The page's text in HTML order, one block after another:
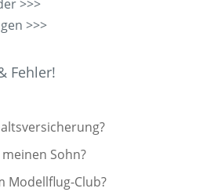
>>>
>>>
Fehler!
Sohn?
Modellflug-Club?